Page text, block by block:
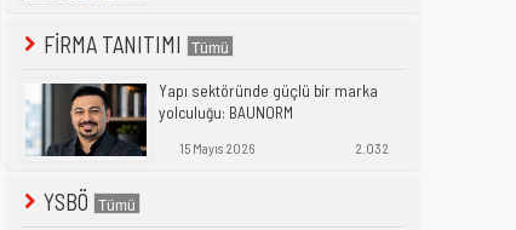
FİRMA TANITIMI
Yapı sektöründe güçlü bir marka
yolculuğu: BAUNORM
15 Mayıs 2026 2.032
YSBÖ